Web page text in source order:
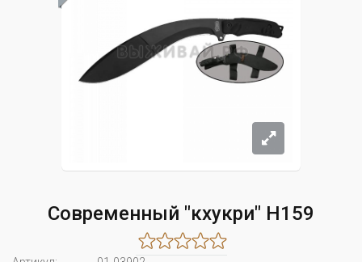
Современный "кхукри" H159